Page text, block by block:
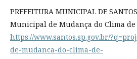
PREFEITURA MUNICIPAL DE
Municipal de Mudança do Clima de
https://www.santos.sp.gov.br/
de-mudanca-do-clima-de-